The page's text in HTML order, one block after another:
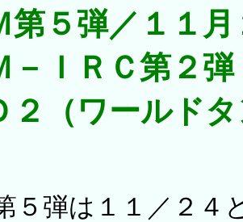
第５弾／１１
－ＩＲＣ第２
２（ワールド
５弾は１１／２４